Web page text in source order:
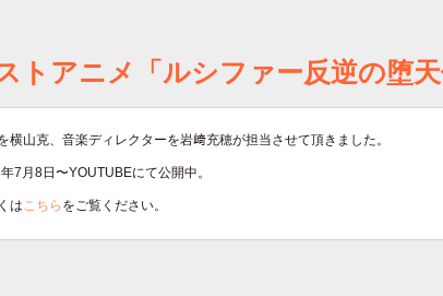
トアニメ「ルシファー反逆の堕
横山克、音楽ディレクターを岩﨑充穂が担当させて頂きました。
7月8日〜YOUTUBEにて公開中。
はこちら をご覧ください。